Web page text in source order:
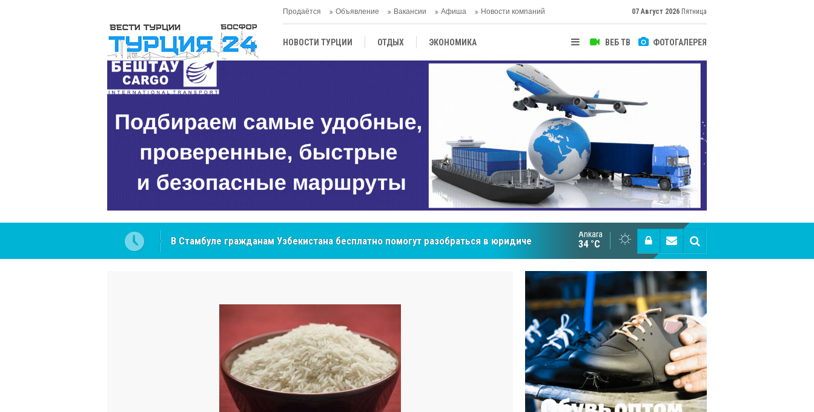
Продаётся Объявление Вакансии Афиша Новости компаний 07 Август 2026 Пятница
ВЕБ ТВ ФОТОГАЛЕРЕЯ
НОВОСТИ ТУРЦИИ ОТДЫХ ЭКОНОМИКА
ЦЕНТРАЛЬНАЯ АЗИЯ
В Стамбуле гражданам Узбекистана бесплатно помогут разобраться в юридических
NCS Jeans: турецкий бренд, покоривший сердца покупателей Центральной Азии
Cottonhill покоряет мировые рынки
Ankara
34 °C